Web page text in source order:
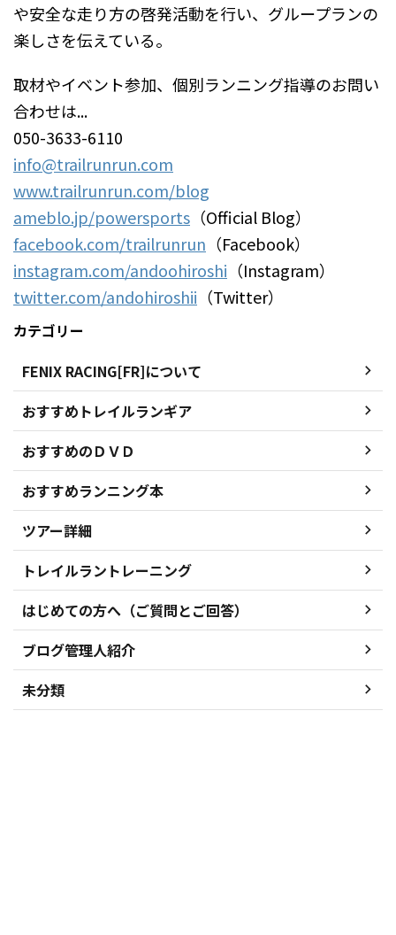
や安全な走り方の啓発活動を行い、グループランの
楽しさを伝えている。
取材やイベント参加、個別ランニング指導のお問い
合わせは...
050-3633-6110
info@trailrunrun.com
www.trailrunrun.com/blog
ameblo.jp/powersports （Official Blog）
facebook.com/trailrunrun （Facebook）
instagram.com/andoohiroshi （Instagram）
twitter.com/andohiroshii （Twitter）
カテゴリー
FENIX RACING[FR]について
おすすめトレイルランギア
おすすめのＤＶＤ
おすすめランニング本
ツアー詳細
トレイルラントレーニング
はじめての方へ（ご質問とご回答）
ブログ管理人紹介
未分類